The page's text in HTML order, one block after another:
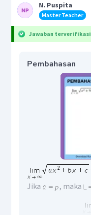
N. Puspita
Master Teacher
Jawaban terverifikasi
Pembahasan
Jika , maka